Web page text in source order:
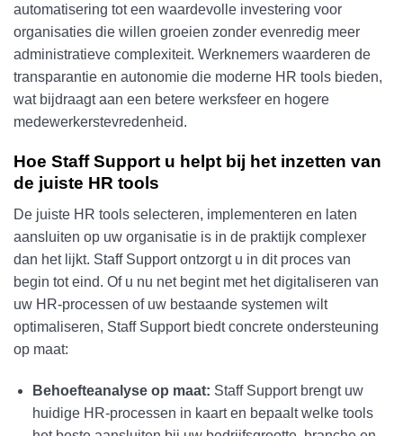
automatisering tot een waardevolle investering voor
organisaties die willen groeien zonder evenredig meer
administratieve complexiteit. Werknemers waarderen de
transparantie en autonomie die moderne HR tools bieden,
wat bijdraagt aan een betere werksfeer en hogere
medewerkerstevredenheid.
Hoe Staff Support u helpt bij het inzetten van
de juiste HR tools
De juiste HR tools selecteren, implementeren en laten
aansluiten op uw organisatie is in de praktijk complexer
dan het lijkt. Staff Support ontzorgt u in dit proces van
begin tot eind. Of u nu net begint met het digitaliseren van
uw HR-processen of uw bestaande systemen wilt
optimaliseren, Staff Support biedt concrete ondersteuning
op maat:
Behoefteanalyse op maat: Staff Support brengt uw
huidige HR-processen in kaart en bepaalt welke tools